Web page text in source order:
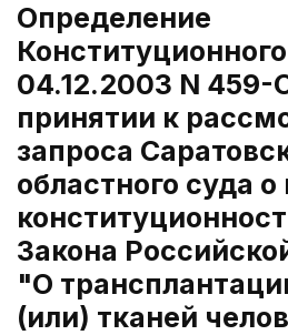
Определение
04.12.2003 N 459-
принятии к
запроса
областного суда
Закона
"О
(или) тканей